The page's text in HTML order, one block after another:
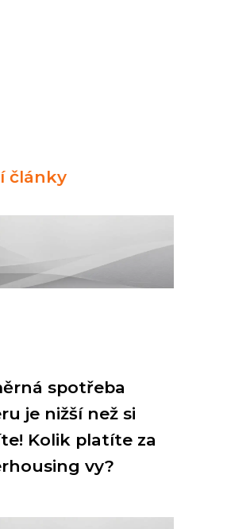
články
spotřeba
je nižší než si
Kolik platíte za
vy?